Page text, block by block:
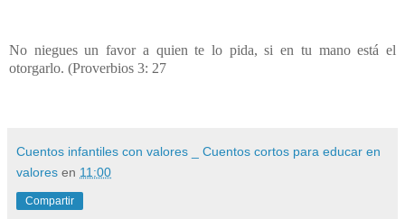
No niegues un favor a quien te lo pida, si en tu mano está el
otorgarlo. (Proverbios 3: 27
Cuentos infantiles con valores _ Cuentos cortos para educar en
valores en 11:00
Compartir